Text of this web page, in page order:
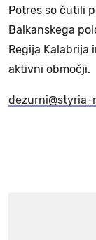
Potres so čutili
Balkanskega
Regija Kalabrija
aktivni območji.
dezurni@styria-